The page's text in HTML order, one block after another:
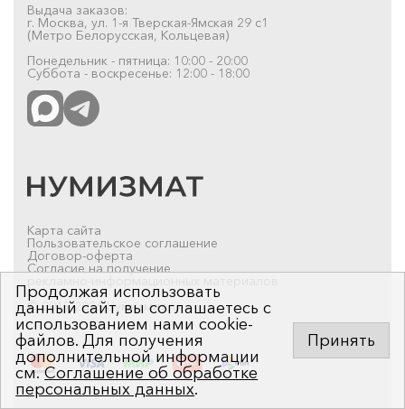
Выдача заказов:
г. Москва, ул. 1-я Тверская-Ямская 29 с1
(Метро Белорусская, Кольцевая)
Понедельник - пятница: 10:00 - 20:00
Суббота - воскресенье: 12:00 - 18:00
Карта сайта
Пользовательское соглашение
Договор-оферта
Согласие на получение
© 2019-2026 Нумизмат.ru
Продолжая использовать
данный сайт, вы соглашаетесь с
использованием нами cookie-
файлов. Для получения
дополнительной информации
см.Соглашение об обработке
персональных данных.
Принять